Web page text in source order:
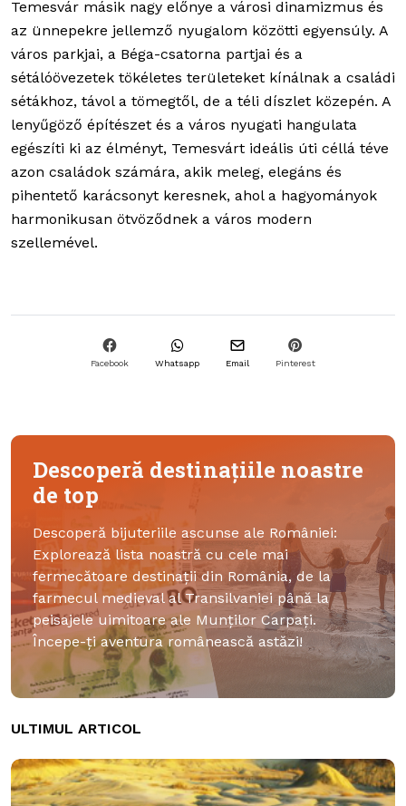
Temesvár másik nagy előnye a városi dinamizmus és
az ünnepekre jellemző nyugalom közötti egyensúly. A
város parkjai, a Béga-csatorna partjai és a
sétálóövezetek tökéletes területeket kínálnak a családi
sétákhoz, távol a tömegtől, de a téli díszlet közepén. A
lenyűgöző építészet és a város nyugati hangulata
egészíti ki az élményt, Temesvárt ideális úti céllá téve
azon családok számára, akik meleg, elegáns és
pihentető karácsonyt keresnek, ahol a hagyományok
harmonikusan ötvöződnek a város modern
szellemével.
Facebook Whatsapp Email Pinterest
Descoperă destinațiile noastre
de top
Descoperă bijuteriile ascunse ale României:
Explorează lista noastră cu cele mai
fermecătoare destinații din România, de la
farmecul medieval al Transilvaniei până la
peisajele uimitoare ale Munților Carpați.
Începe-ți aventura românească astăzi!
ULTIMUL ARTICOL